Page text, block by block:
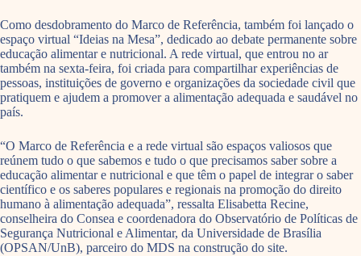
Como desdobramento do Marco de Referência, também foi lançado o
espaço virtual “Ideias na Mesa”, dedicado ao debate permanente sobre
educação alimentar e nutricional. A rede virtual, que entrou no ar
também na sexta-feira, foi criada para compartilhar experiências de
pessoas, instituições de governo e organizações da sociedade civil que
pratiquem e ajudem a promover a alimentação adequada e saudável no
país.
“O Marco de Referência e a rede virtual são espaços valiosos que
reúnem tudo o que sabemos e tudo o que precisamos saber sobre a
educação alimentar e nutricional e que têm o papel de integrar o saber
científico e os saberes populares e regionais na promoção do direito
humano à alimentação adequada”, ressalta Elisabetta Recine,
conselheira do Consea e coordenadora do Observatório de Políticas de
Segurança Nutricional e Alimentar, da Universidade de Brasília
(OPSAN/UnB), parceiro do MDS na construção do site.